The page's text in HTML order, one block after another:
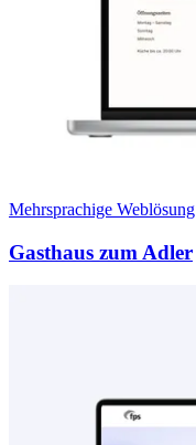
Mehrsprachige Weblösung
Gasthaus zum Adler